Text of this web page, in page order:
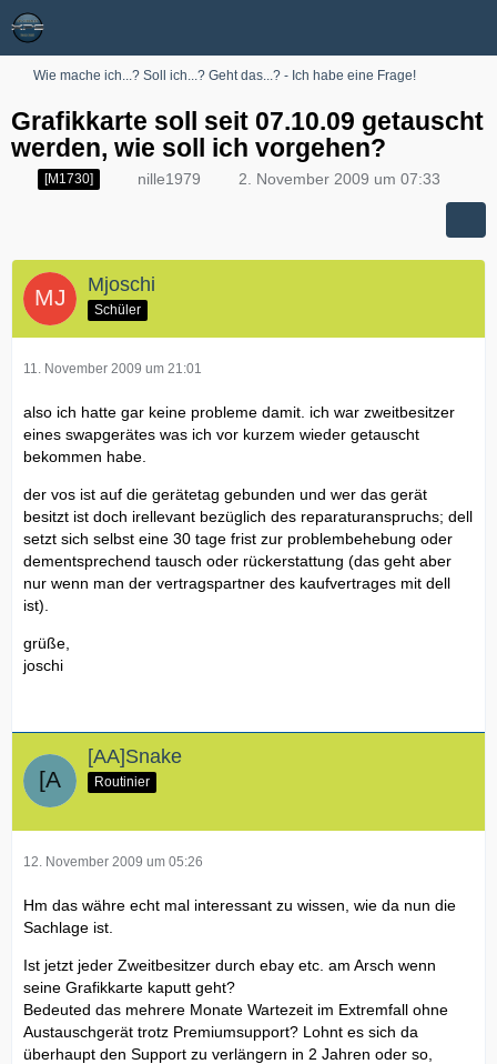
Wie mache ich...? Soll ich...? Geht das...? - Ich habe eine Frage!
Grafikkarte soll seit 07.10.09 getauscht
werden, wie soll ich vorgehen?
[M1730] nille1979 2. November 2009 um 07:33
Mjoschi
Schüler
11. November 2009 um 21:01
also ich hatte gar keine probleme damit. ich war zweitbesitzer
eines swapgerätes was ich vor kurzem wieder getauscht
bekommen habe.
der vos ist auf die gerätetag gebunden und wer das gerät
besitzt ist doch irellevant bezüglich des reparaturanspruchs; dell
setzt sich selbst eine 30 tage frist zur problembehebung oder
dementsprechend tausch oder rückerstattung (das geht aber
nur wenn man der vertragspartner des kaufvertrages mit dell
ist).
grüße,
joschi
[AA]Snake
Routinier
12. November 2009 um 05:26
Hm das währe echt mal interessant zu wissen, wie da nun die
Sachlage ist.
Ist jetzt jeder Zweitbesitzer durch ebay etc. am Arsch wenn
seine Grafikkarte kaputt geht?
Bedeuted das mehrere Monate Wartezeit im Extremfall ohne
Austauschgerät trotz Premiumsupport? Lohnt es sich da
überhaupt den Support zu verlängern in 2 Jahren oder so,